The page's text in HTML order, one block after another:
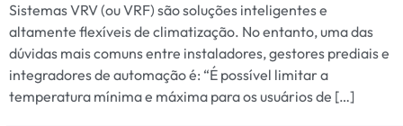
Sistemas VRV (ou VRF) são soluções inteligentes e
altamente flexíveis de climatização. No entanto, uma das
dúvidas mais comuns entre instaladores, gestores prediais e
integradores de automação é: “É possível limitar a
temperatura mínima e máxima para os usuários de […]